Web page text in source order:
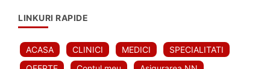
LINKURI RAPIDE
ACASA CLINICI MEDICI
SPECIALITATI